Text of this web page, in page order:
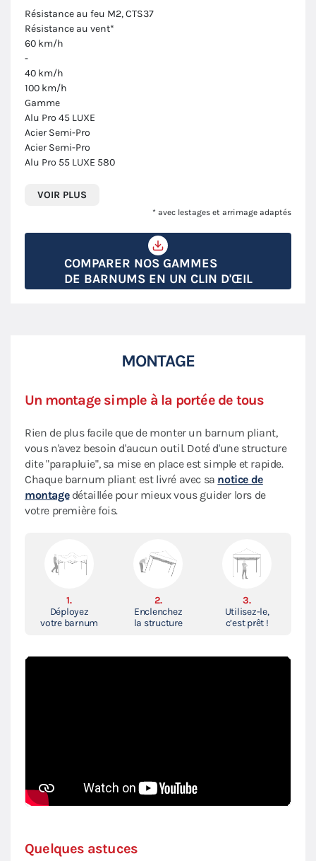
Résistance au feu M2, CTS37
Résistance au vent*
60 km/h
-
40 km/h
100 km/h
Gamme
Alu Pro 45 LUXE
Acier Semi-Pro
Acier Semi-Pro
Alu Pro 55 LUXE 580
VOIR PLUS
* avec lestages et arrimage adaptés
COMPARER NOS GAMMES
DE BARNUMS EN UN CLIN D'ŒIL
MONTAGE
Un montage simple à la portée de tous
Rien de plus facile que de monter un barnum pliant,
vous n'avez besoin d'aucun outil. Doté d'une structure
dite "parapluie", sa mise en place est simple et rapide.
Chaque barnum pliant est livré avec sa notice de
montagedétaillée pour mieux vous guider lors de
votre première fois.
1.
Déployez
votre barnum
2.
Enclenchez
la structure
3.
Utilisez-le,
c’est prêt !
Quelques astuces